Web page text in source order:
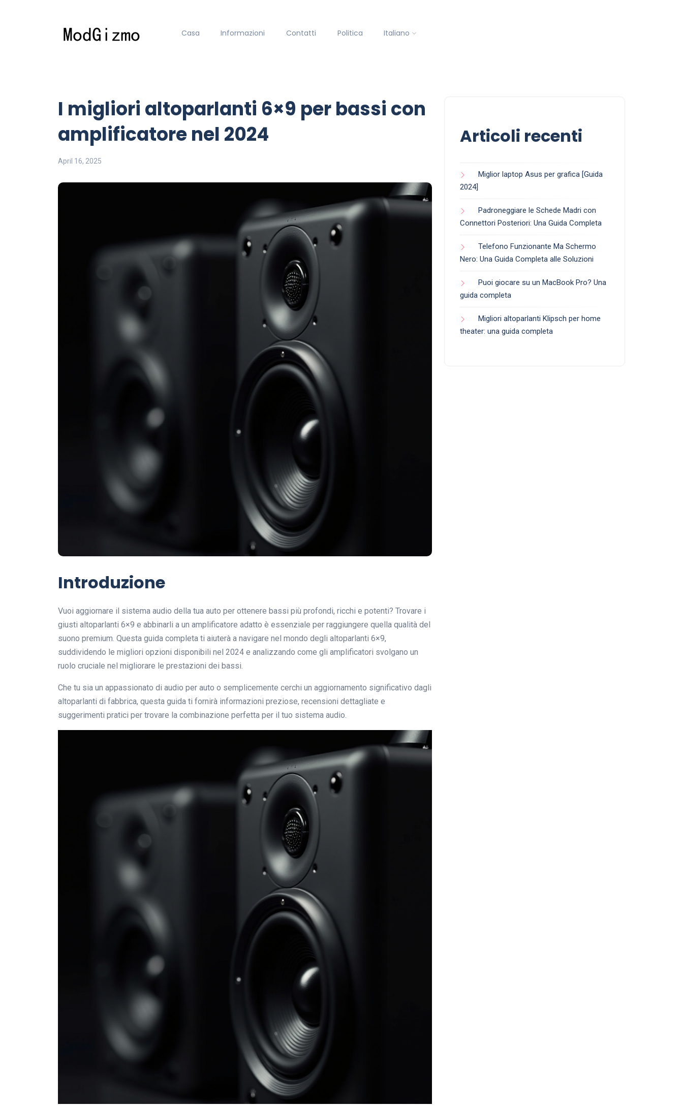
Casa Informazioni Contatti Politica Italiano
I migliori altoparlanti 6×9 per bassi con
amplificatore nel 2024
April 16, 2025
Introduzione
Vuoi aggiornare il sistema audio della tua auto per ottenere bassi più profondi, ricchi e potenti? Trovare i
giusti altoparlanti 6×9 e abbinarli a un amplificatore adatto è essenziale per raggiungere quella qualità del
suono premium. Questa guida completa ti aiuterà a navigare nel mondo degli altoparlanti 6×9,
suddividendo le migliori opzioni disponibili nel 2024 e analizzando come gli amplificatori svolgano un
ruolo cruciale nel migliorare le prestazioni dei bassi.
Che tu sia un appassionato di audio per auto o semplicemente cerchi un aggiornamento significativo dagli
altoparlanti di fabbrica, questa guida ti fornirà informazioni preziose, recensioni dettagliate e
suggerimenti pratici per trovare la combinazione perfetta per il tuo sistema audio.
Articoli recenti
Miglior laptop Asus per grafica [Guida
2024]
Padroneggiare le Schede Madri con
Connettori Posteriori: Una Guida Completa
Telefono Funzionante Ma Schermo
Nero: Una Guida Completa alle Soluzioni
Puoi giocare su un MacBook Pro? Una
guida completa
Migliori altoparlanti Klipsch per home
theater: una guida completa